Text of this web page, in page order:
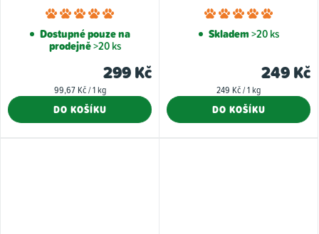
Průměrné
hodnocení
produktu
je
5,0
z
Dostupné pouze na
prodejně>20 ks
299 Kč
Měrná
99,67 Kč / 1 kg
DO KOŠÍKU
je
5,0
z
Skladem>20 ks
249 Kč
Měrná
249 Kč / 1 kg
DO KOŠÍKU